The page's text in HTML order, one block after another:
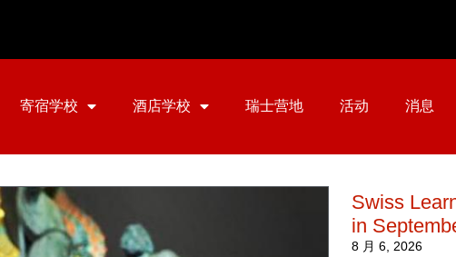
寄宿学校 酒店学校 瑞士营地 活动 消息
Swiss
in
8 月 6, 2026